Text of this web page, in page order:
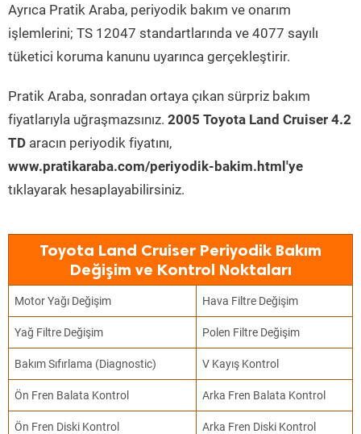
Ayrıca Pratik Araba, periyodik bakım ve onarım
işlemlerini; TS 12047 standartlarında ve 4077 sayılı
tüketici koruma kanunu uyarınca gerçekleştirir.
Pratik Araba, sonradan ortaya çıkan sürpriz bakım
fiyatlarıyla uğraşmazsınız. 2005 Toyota Land Cruiser 4.2
TD aracın periyodik fiyatını,
www.pratikaraba.com/periyodik-bakim.html'ye
tıklayarak hesaplayabilirsiniz.
Toyota Land Cruiser Periyodik Bakım
Değişim ve Kontrol Noktaları
Motor Yağı Değişim Hava Filtre Değişim
Yağ Filtre Değişim Polen Filtre Değişim
Bakım Sıfırlama (Diagnostic) V Kayış Kontrol
Ön Fren Balata Kontrol Arka Fren Balata Kontrol
Ön Fren Diski Kontrol Arka Fren Diski Kontrol